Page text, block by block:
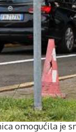
omogućila je